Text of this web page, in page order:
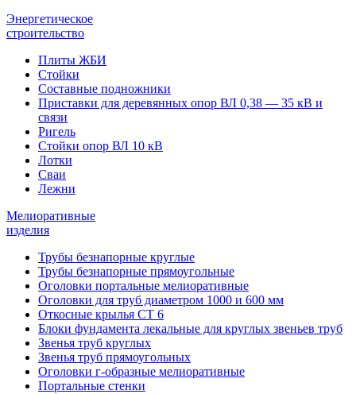
Энергетическое
строительство
Плиты ЖБИ
Стойки
Составные подножники
Приставки для деревянных опор ВЛ 0,38 — 35 кВ и
связи
Ригель
Стойки опор ВЛ 10 кВ
Лотки
Сваи
Лежни
Мелиоративные
изделия
Трубы безнапорные круглые
Трубы безнапорные прямоугольные
Оголовки портальные мелиоративные
Оголовки для труб диаметром 1000 и 600 мм
Откосные крылья СТ 6
Блоки фундамента лекальные для круглых звеньев труб
Звенья труб круглых
Звенья труб прямоугольных
Оголовки г-образные мелиоративные
Портальные стенки